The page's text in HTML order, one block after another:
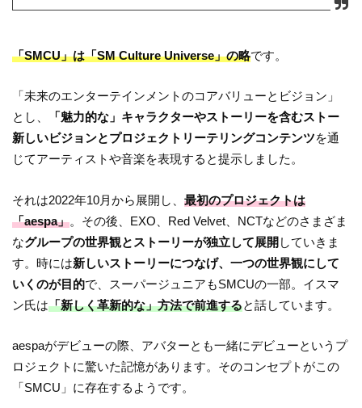
「SMCU」は「SM Culture Universe」の略です。
「未来のエンターテインメントのコアバリューとビジョン」
とし、
「魅力的な」キャラクターやストーリーを含むストー
新しいビジョンとプロジェクトリーテリングコンテンツを通
じてアーティストや音楽を表現すると提示しました。
それは2022年10月から展開し、最初のプロジェクトは
「aespa」。その後、EXO、Red Velvet、NCTなどのさまざま
なグループの世界観とストーリーが独立して展開 していきま
す。時には新しいストーリーにつなげ、一つの世界観にして
いくのが目的で、スーパージュニアもSMCUの一部。イスマ
ン氏は「新しく革新的な」方法で前進すると話しています。
aespaがデビューの際、アバターとも一緒にデビューというプ
ロジェクトに驚いた記憶があります。そのコンセプトがこの
「SMCU」に存在するようです。